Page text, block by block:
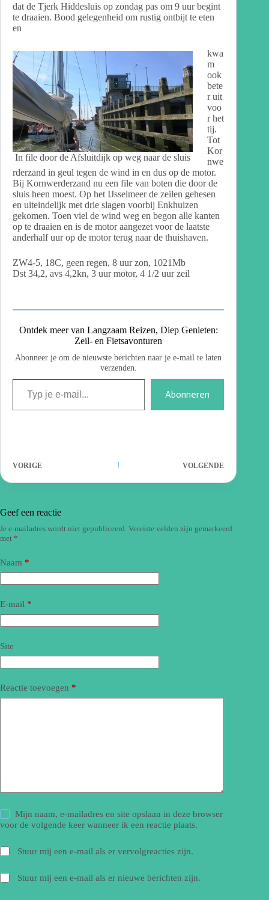
dat de Tjerk Hiddesluis op zondag pas om 9 uur begint
te draaien. Bood gelegenheid om rustig ontbijt te eten
en
In file door de Afsluitdijk op weg naar de sluis
kwa
m
ook
bete
r uit
voo
r het
tij.
Tot
Kor
nwe
rderzand in geul tegen de wind in en dus op de motor.
Bij Kornwerderzand nu een file van boten die door de
sluis heen moest. Op het IJsselmeer de zeilen gehesen
en uiteindelijk met drie slagen voorbij Enkhuizen
gekomen. Toen viel de wind weg en begon alle kanten
op te draaien en is de motor aangezet voor de laatste
anderhalf uur op de motor terug naar de thuishaven.
ZW4-5, 18C, geen regen, 8 uur zon, 1021Mb
Dst 34,2, avs 4,2kn, 3 uur motor, 4 1/2 uur zeil
Ontdek meer van Langzaam Reizen, Diep Genieten:
Zeil- en Fietsavonturen
Abonneer je om de nieuwste berichten naar je e-mail te laten
verzenden.
Abonneren
VORIGE VOLGENDE
Geef een reactie
Je e-mailadres wordt niet gepubliceerd. Vereiste velden zijn gemarkeerd
met *
Naam *
E-mail *
Site
Reactie toevoegen *
Mijn naam, e-mailadres en site opslaan in deze browser
voor de volgende keer wanneer ik een reactie plaats.
Stuur mij een e-mail als er vervolgreacties zijn.
Stuur mij een e-mail als er nieuwe berichten zijn.